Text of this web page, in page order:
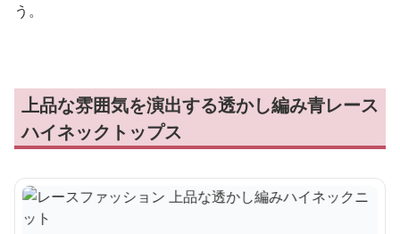
う。
上品な雰囲気を演出する透かし編み青レース
ハイネックトップス